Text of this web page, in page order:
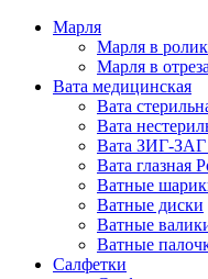
Марля
Марля в
Марля в
Вата медицинская
Вата
Вата
Вата ЗИГ-ЗАГ
Вата глазная
Ватные
Ватные диски
Ватные
Ватные
Салфетки